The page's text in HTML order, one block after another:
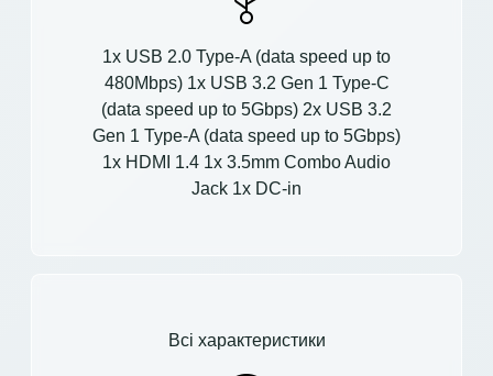
1x USB 2.0 Type-A (data speed up to
480Mbps) 1x USB 3.2 Gen 1 Type-C
(data speed up to 5Gbps) 2x USB 3.2
Gen 1 Type-A (data speed up to 5Gbps)
1x HDMI 1.4 1x 3.5mm Combo Audio
Jack 1x DC-in
Всі характеристики